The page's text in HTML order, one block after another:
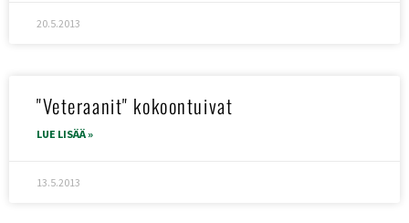
20.5.2013
"Veteraanit" kokoontuivat
LUE LISÄÄ »
13.5.2013